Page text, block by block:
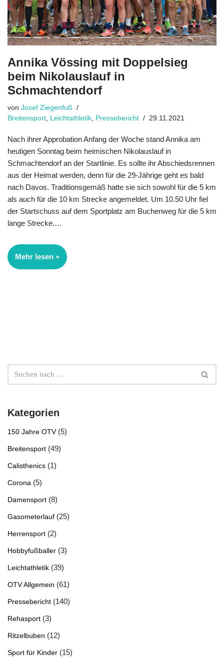
Annika Vössing mit Doppelsieg
beim Nikolauslauf in
Schmachtendorf
von Josef Ziegenfuß
Breitensport Leichtathletik Pressebericht 29.11.2021
Nach ihrer Approbation Anfang der Woche stand Annika am
heutigen Sonntag beim heimischen Nikolauslauf in
Schmachtendorf an der Startlinie. Es sollte ihr Abschiedsrennen
aus der Heimat werden, denn für die 29-Jährige geht es bald
nach Davos. Traditionsgemäß hatte sie sich sowohl für die 5 km
als auch für die 10 km Strecke angemeldet. Um 10.50 Uhr fiel
der Startschuss auf dem Sportplatz am Buchenweg für die 5 km
lange Strecke.…
Mehr lesen »
Kategorien
150 Jahre OTV(5)
Breitensport (49)
Calisthenics (1)
Corona (5)
Damensport (8)
Gasometerlauf (25)
Herrensport (2)
Hobbyfußballer (3)
Leichtathletik (39)
OTV Allgemein (61)
Pressebericht (140)
Rehasport (3)
Ritzelbuben (12)
Sport für Kinder (15)